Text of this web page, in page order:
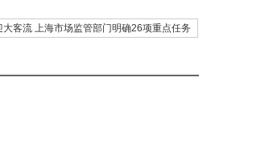
客流 上海市场监管部门明确26项重点任务